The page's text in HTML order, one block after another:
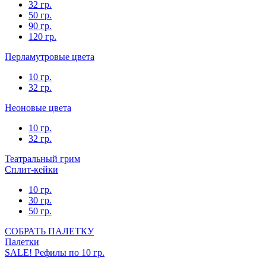
32 гр.
50 гр.
90 гр.
120 гр.
Перламутровые цвета
10 гр.
32 гр.
Неоновые цвета
10 гр.
32 гр.
Театральный грим
Сплит-кейки
10 гр.
30 гр.
50 гр.
СОБРАТЬ ПАЛЕТКУ
Палетки
SALE! Рефилы по 10 гр.